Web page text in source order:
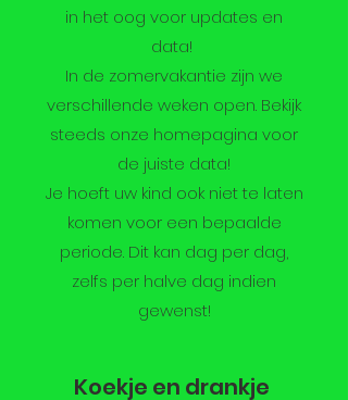
in het oog voor updates en
data!
In de zomervakantie zijn we
verschillende weken open. Bekijk
steeds onze homepagina voor
de juiste data!
Je hoeft uw kind ook niet te laten
komen voor een bepaalde
periode. Dit kan dag per dag,
zelfs per halve dag indien
gewenst!
Koekje en drankje